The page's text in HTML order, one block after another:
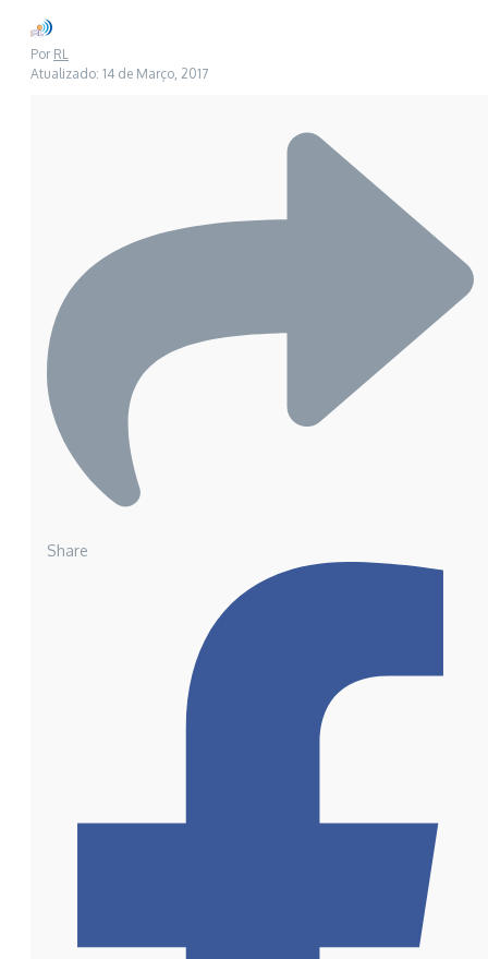
Por RL
Atualizado: 14 de Março, 2017
Share